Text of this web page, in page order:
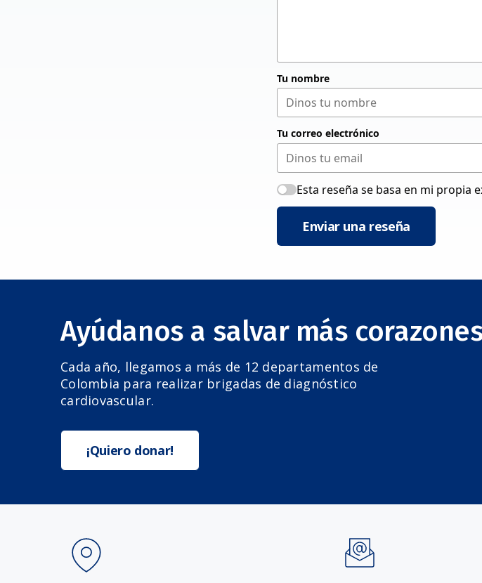
Tu nombre
Tu correo electrónico
Esta reseña se basa en mi propia
Enviar una reseña
Ayúdanos a salvar más
Cada año, llegamos a más de 12 departamentos de
Colombia para realizar brigadas de diagnóstico
cardiovascular.
¡Quiero donar!